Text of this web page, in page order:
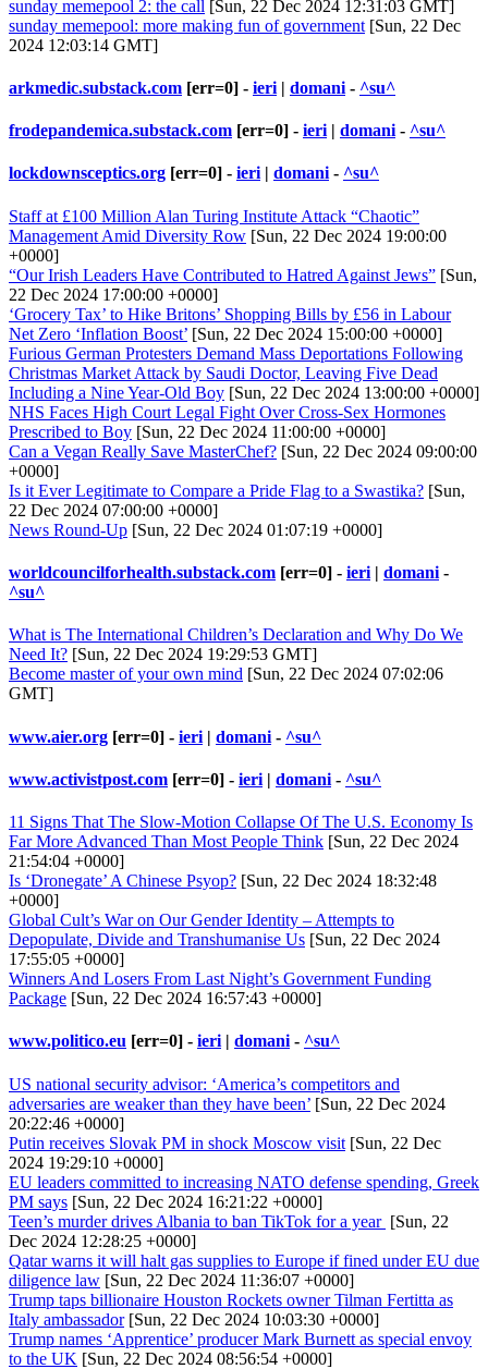
sunday memepool 2: the call [Sun, 22 Dec 2024 12:31:03 GMT]
sunday memepool: more making fun of government [Sun, 22 Dec
2024 12:03:14 GMT]
arkmedic.substack.com [err=0] - ieri | domani - ^su^
frodepandemica.substack.com [err=0] - ieri | domani - ^su^
lockdownsceptics.org [err=0] - ieri| domani- ^su^
Staff at £100 Million Alan Turing Institute Attack “Chaotic”
Management Amid Diversity Row [Sun, 22 Dec 2024 19:00:00
+0000]
“Our Irish Leaders Have Contributed to Hatred Against Jews” [Sun,
22 Dec 2024 17:00:00 +0000]
‘Grocery Tax’ to Hike Britons’ Shopping Bills by £56 in Labour
Net Zero ‘Inflation Boost’ [Sun, 22 Dec 2024 15:00:00 +0000]
Furious German Protesters Demand Mass Deportations Following
Christmas Market Attack by Saudi Doctor, Leaving Five Dead
Including a Nine Year-Old Boy [Sun, 22 Dec 2024 13:00:00 +0000]
NHS Faces High Court Legal Fight Over Cross-Sex Hormones
Prescribed to Boy [Sun, 22 Dec 2024 11:00:00 +0000]
Can a Vegan Really Save MasterChef? [Sun, 22 Dec 2024 09:00:00
+0000]
Is it Ever Legitimate to Compare a Pride Flag to a Swastika? [Sun,
22 Dec 2024 07:00:00 +0000]
News Round-Up [Sun, 22 Dec 2024 01:07:19 +0000]
worldcouncilforhealth.substack.com [err=0] - ieri | domani -
^su^
What is The International Children’s Declaration and Why Do We
Need It? [Sun, 22 Dec 2024 19:29:53 GMT]
Become master of your own mind [Sun, 22 Dec 2024 07:02:06
GMT]
www.aier.org [err=0] - ieri | domani - ^su^
www.activistpost.com [err=0] - ieri | domani - ^su^
11 Signs That The Slow-Motion Collapse Of The U.S. Economy Is
Far More Advanced Than Most People Think [Sun, 22 Dec 2024
21:54:04 +0000]
Is ‘Dronegate’ A Chinese Psyop? [Sun, 22 Dec 2024 18:32:48
+0000]
Global Cult’s War on Our Gender Identity – Attempts to
Depopulate, Divide and Transhumanise Us [Sun, 22 Dec 2024
17:55:05 +0000]
Winners And Losers From Last Night’s Government Funding
Package [Sun, 22 Dec 2024 16:57:43 +0000]
www.politico.eu [err=0] - ieri | domani - ^su^
US national security advisor: ‘America’s competitors and
adversaries are weaker than they have been’ [Sun, 22 Dec 2024
20:22:46 +0000]
Putin receives Slovak PM in shock Moscow visit [Sun, 22 Dec
2024 19:29:10 +0000]
EU leaders committed to increasing NATO defense spending, Greek
PM says [Sun, 22 Dec 2024 16:21:22 +0000]
Teen’s murder drives Albania to ban TikTok for a year [Sun, 22
Dec 2024 12:28:25 +0000]
Qatar warns it will halt gas supplies to Europe if fined under EU due
diligence law [Sun, 22 Dec 2024 11:36:07 +0000]
Trump taps billionaire Houston Rockets owner Tilman Fertitta as
Italy ambassador[Sun, 22 Dec 2024 10:03:30 +0000]
Trump names ‘Apprentice’ producer Mark Burnett as special envoy
to the UK [Sun, 22 Dec 2024 08:56:54 +0000]